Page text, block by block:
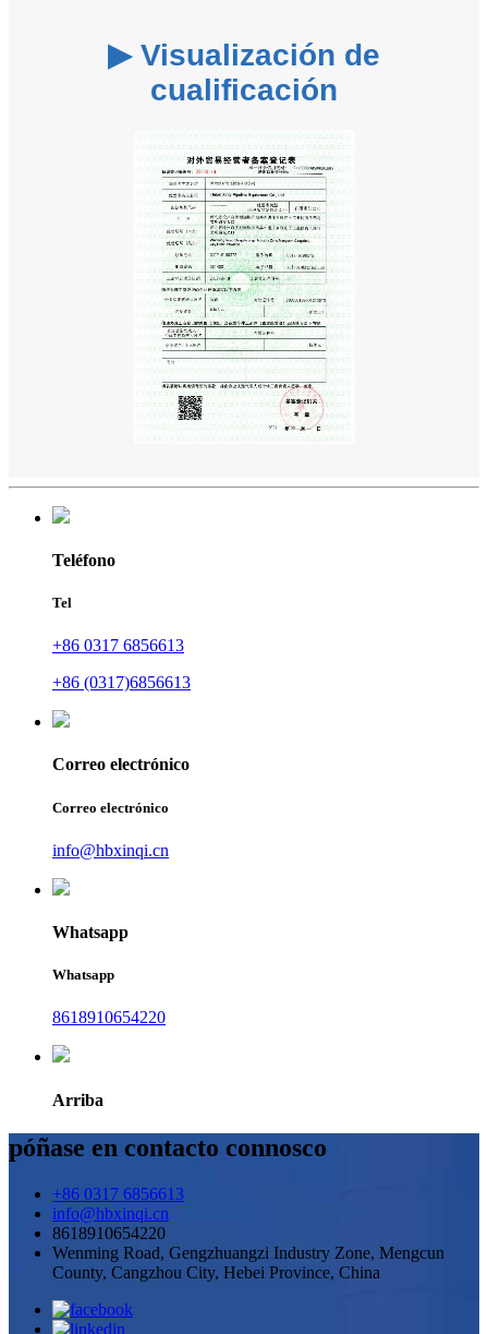
▶ Visualización de
cualificación
Teléfono
Tel
+86 0317 6856613
+86 (0317)6856613
Correo electrónico
Correo electrónico
info@hbxinqi.cn
Whatsapp
Whatsapp
8618910654220
Arriba
póñase en contacto connosco
+86 0317 6856613
info@hbxinqi.cn
8618910654220
Wenming Road, Gengzhuangzi Industry Zone, Mengcun
County, Cangzhou City, Hebei Province, China